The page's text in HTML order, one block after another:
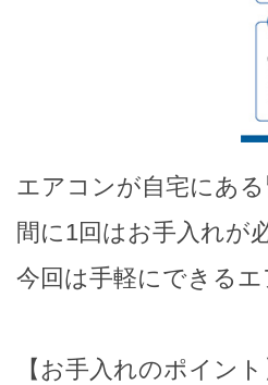
エアコンが自宅にあ
間に1回はお手入れが
今回は手軽にできる
【お手入れのポイント